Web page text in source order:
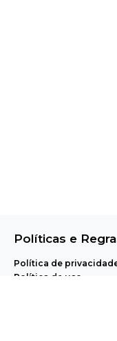
Políticas e
Política de
Política de uso